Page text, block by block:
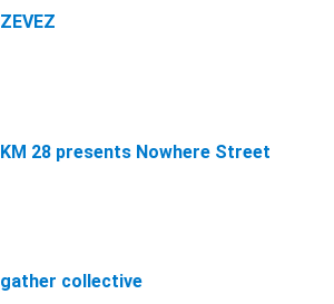
ZEVEZ
KM 28 presents Nowhere Street
gather collective